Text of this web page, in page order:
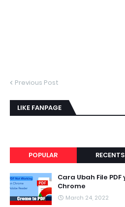
Previous Post
LIKE FANPAGE
POPULAR RECENTS
Cara Ubah File
Chrome
March 24, 2022